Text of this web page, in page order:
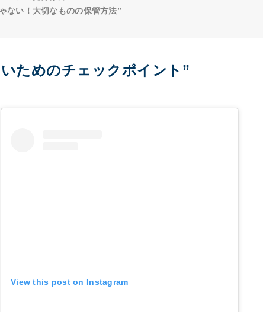
ない！大切なものの保管方法”
ためのチェックポイント”
View this post on Instagram